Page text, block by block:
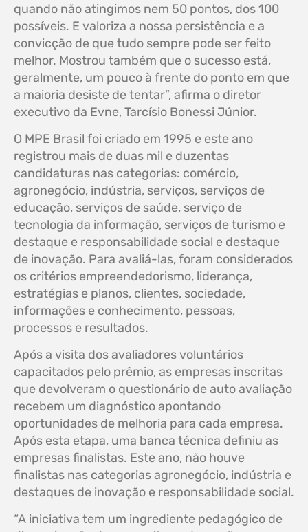
quando não atingimos nem 50 pontos, dos 100
possíveis. E valoriza a nossa persistência e a
convicção de que tudo sempre pode ser feito
melhor. Mostrou também que o sucesso está,
geralmente, um pouco à frente do ponto em que
a maioria desiste de tentar”, afirma o diretor
executivo da Evne, Tarcísio Bonessi Júnior.
O MPE Brasil foi criado em 1995 e este ano
registrou mais de duas mil e duzentas
candidaturas nas categorias: comércio,
agronegócio, indústria, serviços, serviços de
educação, serviços de saúde, serviço de
tecnologia da informação, serviços de turismo e
destaque e responsabilidade social e destaque
de inovação. Para avaliá-las, foram considerados
os critérios empreendedorismo, liderança,
estratégias e planos, clientes, sociedade,
informações e conhecimento, pessoas,
processos e resultados.
Após a visita dos avaliadores voluntários
capacitados pelo prêmio, as empresas inscritas
que devolveram o questionário de auto avaliação
recebem um diagnóstico apontando
oportunidades de melhoria para cada empresa.
Após esta etapa, uma banca técnica definiu as
empresas finalistas. Este ano, não houve
finalistas nas categorias agronegócio, indústria e
destaques de inovação e responsabilidade social.
“A iniciativa tem um ingrediente pedagógico de